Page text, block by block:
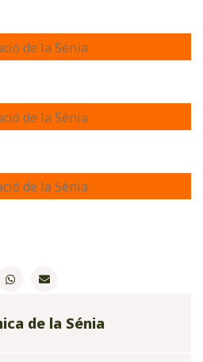
de la Sénia